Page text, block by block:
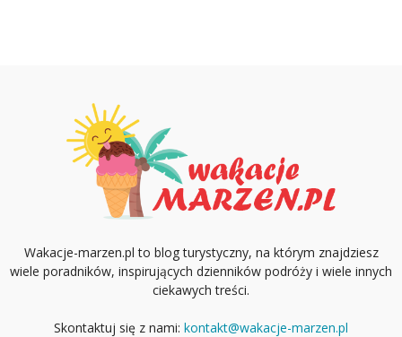
Wakacje-marzen.pl to blog turystyczny, na którym znajdziesz
wiele poradników, inspirujących dzienników podróży i wiele innych
ciekawych treści.
Skontaktuj się z nami: kontakt@wakacje-marzen.pl